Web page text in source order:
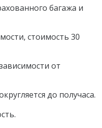
багажа и
стоимость 30
от
до получаса.